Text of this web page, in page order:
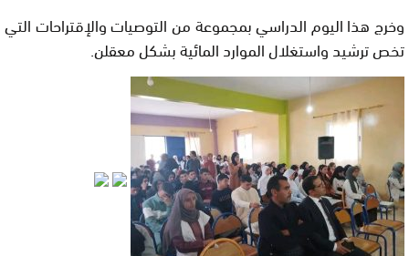
وخرج هذا اليوم الدراسي بمجموعة من التوصيات والإقتراحات التي
تخص ترشيد واستغلال الموارد المائية بشكل معقلن.